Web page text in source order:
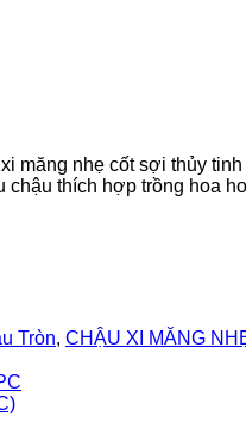
măng nhẹ cốt sợi thủy
thích hợp trồng hoa
Tròn, CHẬU XI MĂNG